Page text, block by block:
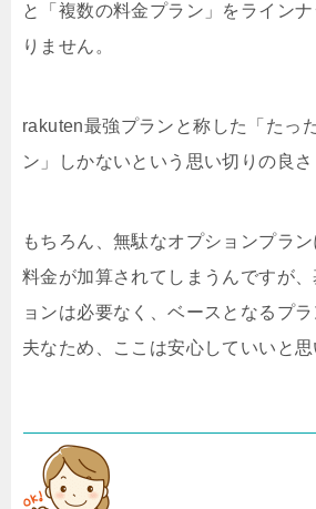
と「複数の料金プラン」をライン
りません。
rakuten最強プランと称した「たっ
ン」しかないという思い切りの良さ
もちろん、無駄なオプションプラ
料金が加算されてしまうんですが
ョンは必要なく、ベースとなるプ
夫なため、ここは安心していいと思